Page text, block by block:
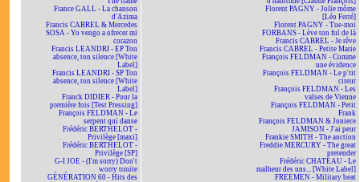
France GALL - La chanson
d'Azima
Francis CABREL & Mercedes
SOSA - Yo vengo a ofrecer mi
corazon
Francis LEANDRI - EP Ton
absence, ton silence [White
Label]
Francis LEANDRI - SP Ton
absence, ton silence [White
Label]
Franck DIDIER - Pour la
première fois [Test Pressing]
François FELDMAN - Le
serpent qui danse
Frédéric BERTHELOT -
Privilège [maxi]
Frédéric BERTHELOT -
Privilège [SP]
G-I JOE - (I'm sorry) Don't
worry tonite
GÉNÉRATION 60 - Hits des
Florent PAGNY - Jolie môme
[Léo Ferré]
Florent PAGNY - Tue-moi
FORBANS - Lève ton ful de là
Francis CABREL - Je rêve
Francis CABREL - Petite Marie
François FELDMAN - Comme
une évidence
François FELDMAN - Le p'tit
cireur
François FELDMAN - Les
valses de Vienne
François FELDMAN - Petit
Frank
François FELDMAN & Joniece
JAMISON - J'ai peur
Frankie SMITH - The auction
Freddie MERCURY - The great
pretender
Frédéric CHATEAU - Le
malheur des uns... [White Label]
FREEMEN - Military beat